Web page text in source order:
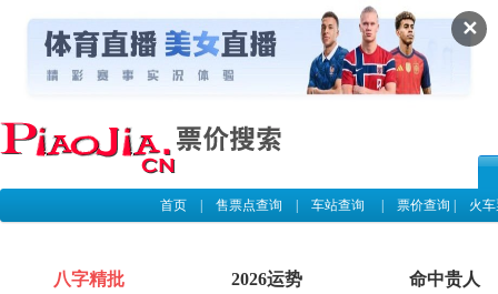
✕
首页| 售票点查询 车站查询 票价查询 火
八字精批 2026运势 命中贵人